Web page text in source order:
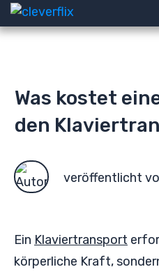
Was kostet
den
veröffentlicht
Ein Klaviertransport
körperliche Kraft,